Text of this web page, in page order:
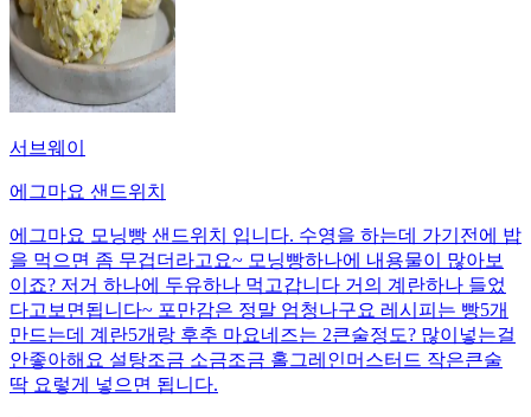
서브웨이
에그마요 샌드위치
에그마요 모닝빵 샌드위치 입니다. 수영을 하는데 가기전에 밥
을 먹으면 좀 무겁더라고요~ 모닝빵하나에 내용물이 많아보
이죠? 저거 하나에 두유하나 먹고갑니다 거의 계란하나 들었
다고보면됩니다~ 포만감은 정말 엄청나구요 레시피는 빵5개
만드는데 계란5개랑 후추 마요네즈는 2큰술정도? 많이넣는걸
안좋아해요 설탕조금 소금조금 홀그레인머스터드 작은큰술
딱 요렇게 넣으면 됩니다.